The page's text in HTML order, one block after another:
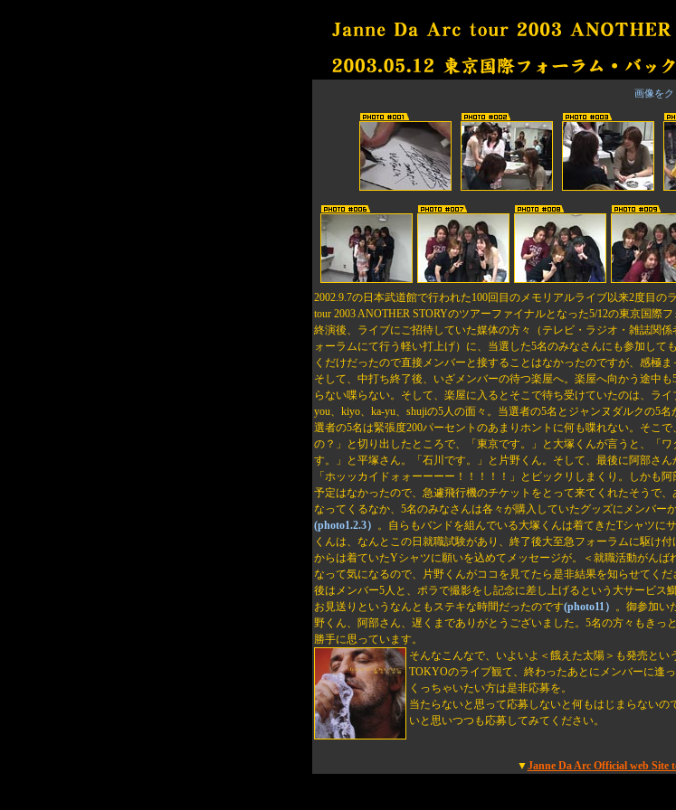
画像をク
2002.9.7の日本武道館で行われた100回目のメモリアルライブ以来2度目の
tour 2003 ANOTHER STORYのツアーファイナルとなった5/12の東京国際
終演後、ライブにご招待していた媒体の方々（テレビ・ラジオ・雑誌関
ォーラムにて行う軽い打上げ）に、当選した5名のみなさんにも参加して
くだけだったので直接メンバーと接することはなかったのですが、感極ま
そして、中打ち終了後、いざメンバーの待つ楽屋へ。楽屋へ向かう途中
らない喋らない。そして、楽屋に入るとそこで待ち受けていたのは、ライ
you、kiyo、ka-yu、shujiの5人の面々。当選者の5名とジャンヌダルクの5
選者の5名は緊張度200パーセントのあまりホントに何も喋れない。そこ
の？」と切り出したところで、「東京です。」と大塚くんが言うと、「
す。」と平塚さん。「石川です。」と片野くん。そして、最後に阿部さ
「ホッッカイドォォーーーー！！！！！」とビックリしまくり。しかも
予定はなかったので、急遽飛行機のチケットをとって来てくれたそうで
なってくるなか、5名のみなさんは各々が購入していたグッズにメンバー
(photo1.2.3） 。自らもバンドを組んでいる大塚くんは着てきたTシャツに
くんは、なんとこの日就職試験があり、終了後大至急フォーラムに駆け
からは着ていたYシャツに願いを込めてメッセージが。＜就職活動がんば
なって気になるので、片野くんがココを見てたら是非結果を知らせてく
後はメンバー5人と、ポラで撮影をし記念に差し上げるという大サービス
お見送りというなんともステキな時間だったのです(photo11） 。御参加い
野くん、阿部さん、遅くまでありがとうございました。5名の方々もきっ
勝手に思っています。
そんなこんなで、いよいよ＜餓えた太陽＞も発売とい
TOKYOのライブ観て、終わったあとにメンバーに逢
くっちゃいたい方は是非応募を。
当たらないと思って応募しないと何もはじまらない
いと思いつつも応募してみてください。
▼Janne Da Arc Official web Site